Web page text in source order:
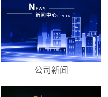
公司新闻